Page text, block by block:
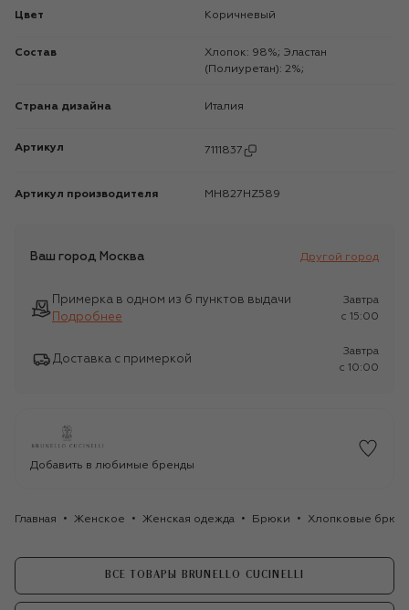
Цвет Коричневый
Состав
Хлопок: 98%; Эластан
(Полиуретан): 2%;
Страна дизайна Италия
Артикул 7111837
Артикул производителя MH827HZ589
Ваш город Москва Другой город
Примерка в одном из 6 пунктов выдачи
Подробнее
Завтра
c 15:00
Доставка с примеркой
Завтра
c 10:00
Добавить в любимые бренды
Главная Женское Женская одежда Брюки Хлопковые
ВСЕ ТОВАРЫ BRUNELLO CUCINELLI